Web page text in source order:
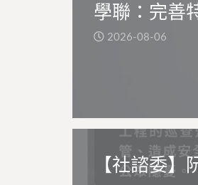
學聯：完善
2026-08-06
【社諮委